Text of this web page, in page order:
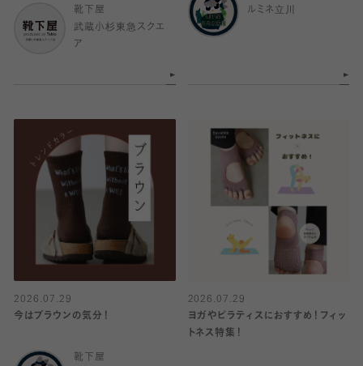
靴下屋
武蔵小杉東急スクエ
ア
ルミネ立川
2026.07.29
今はブラウンの気分！
靴下屋
2026.07.29
ヨガやピラティスにおすすめ！フィッ
トネス特集！